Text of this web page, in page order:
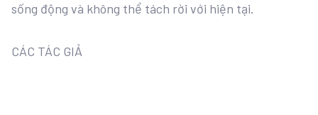
sống động và không thể tách rời với hiện tại.
CÁC TÁC GIẢ